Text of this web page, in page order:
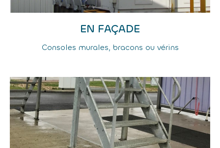
EN FAÇADE
Consoles murales, bracons ou vérins